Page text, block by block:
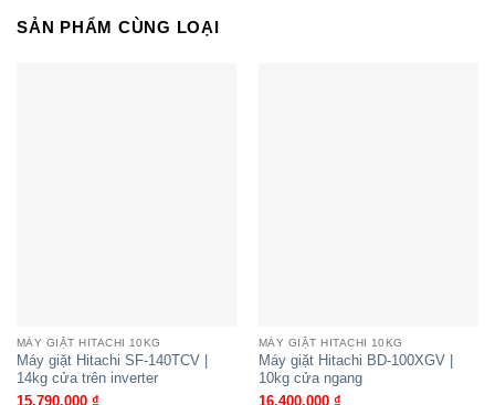
điều chỉnh các chức năng.
tháng.
Sử dụng công nghệ hơi nước Steam Funtion
SẢN PHẨM CÙNG LOẠI
MÁY GIẶT HITACHI 10KG
Máy giặt Hitachi SF-140TCV |
14kg cửa trên inverter
15.790.000 ₫
MÁY GIẶT HITACHI 10KG
Máy giặt Hitachi BD-100XGV |
10kg cửa ngang
16.400.000 ₫